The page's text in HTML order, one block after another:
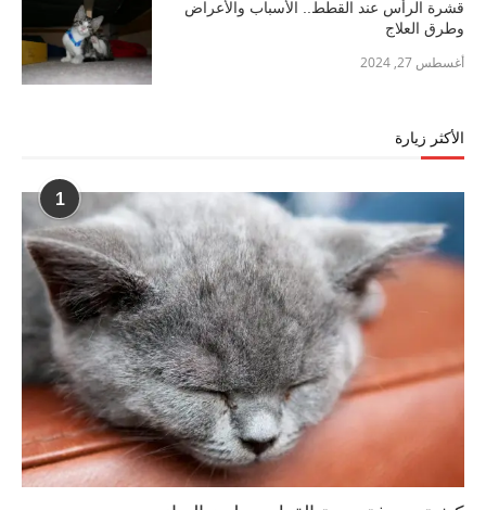
قشرة الرأس عند القطط.. الأسباب والأعراض
وطرق العلاج
أغسطس 27, 2024
الأكثر زيارة
1